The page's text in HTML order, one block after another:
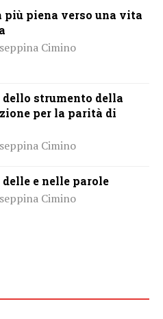
più piena verso una vita
Cimino
strumento della
per la parità di
Cimino
e nelle parole
Cimino